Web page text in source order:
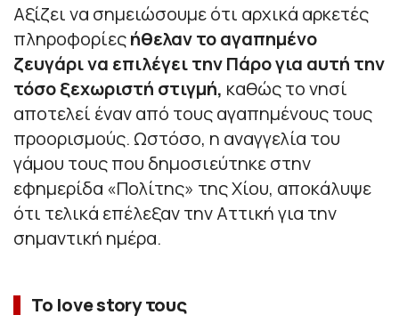
Αξίζει να σημειώσουμε ότι αρχικά αρκετές
πληροφορίεςήθελαν το αγαπημένο
ζευγάρι να επιλέγει την Πάρο για αυτή την
τόσο ξεχωριστή στιγμή, καθώς το νησί
αποτελεί έναν από τους αγαπημένους τους
προορισμούς. Ωστόσο, η αναγγελία του
γάμου τους που δημοσιεύτηκε στην
εφημερίδα «Πολίτης» της Χίου, αποκάλυψε
ότι τελικά επέλεξαν την Αττική για την
σημαντική ημέρα.
Το love story τους